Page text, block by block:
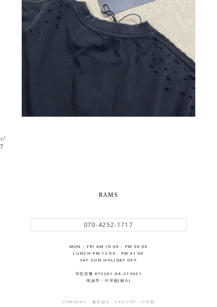
</
7
RAMS
070-4252-1717
MON - FRI AM 10:00 - PM 06:00
LUNCH PM 12:00 - PM 01:00
SAT.SUN.HOLIDAY OFF
국민은행 873201-04-273061
예금주 : 이우람(람스)
COMPANY - 헬로람스 . CEO CPO - 이우람